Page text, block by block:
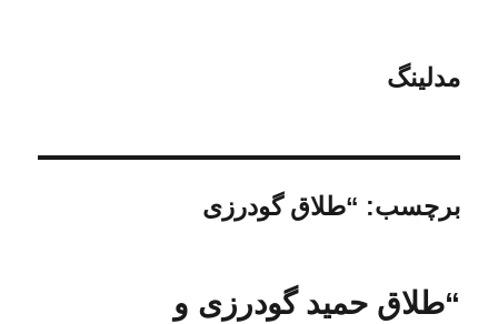
مدلینگ
برچسب: “طلاق گودرزی
“طلاق حمید گودرزی و